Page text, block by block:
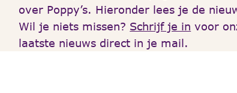
over Poppy’s. Hieronder lees je de
Wil je niets missen? Schrijf je in voor
laatste nieuws direct in je mail.